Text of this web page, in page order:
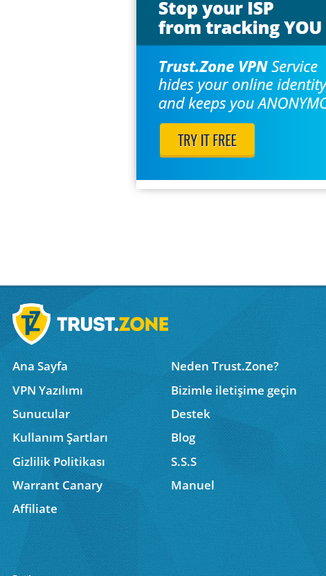
Ana Sayfa
Neden Trust.Zone?
VPN Yazılımı
Bizimle iletişime geçin
Sunucular
Destek
Kullanım Şartları
Blog
Gizlilik Politikası
S.S.S
Warrant Canary
Manuel
Affiliate